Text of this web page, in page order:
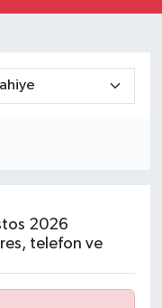
2026
telefon ve